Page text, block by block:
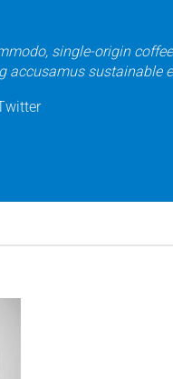
single-origin
accusamus sustainable